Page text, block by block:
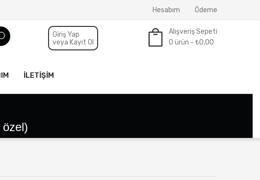
Hesabım Ödeme
Giriş Yap
veya Kayıt Ol
Alışveriş Sepeti
0 ürün - ₺0,00
İLETIŞIM
özel)